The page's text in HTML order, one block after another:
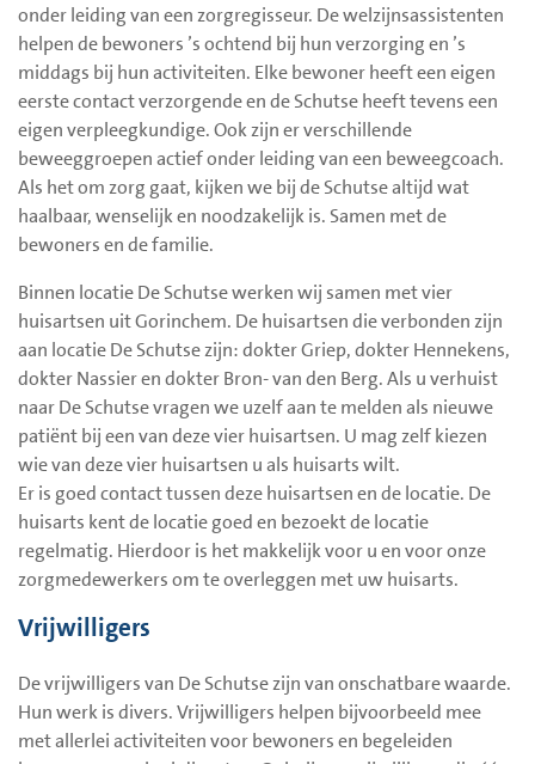
onder leiding van een zorgregisseur. De welzijnsassistenten
helpen de bewoners ’s ochtend bij hun verzorging en ’s
middags bij hun activiteiten. Elke bewoner heeft een eigen
eerste contact verzorgende en de Schutse heeft tevens een
eigen verpleegkundige. Ook zijn er verschillende
beweeggroepen actief onder leiding van een beweegcoach.
Als het om zorg gaat, kijken we bij de Schutse altijd wat
haalbaar, wenselijk en noodzakelijk is. Samen met de
bewoners en de familie.
Binnen locatie De Schutse werken wij samen met vier
huisartsen uit Gorinchem. De huisartsen die verbonden zijn
aan locatie De Schutse zijn: dokter Griep, dokter Hennekens,
dokter Nassier en dokter Bron- van den Berg. Als u verhuist
naar De Schutse vragen we uzelf aan te melden als nieuwe
patiënt bij een van deze vier huisartsen. U mag zelf kiezen
wie van deze vier huisartsen u als huisarts wilt.
Er is goed contact tussen deze huisartsen en de locatie. De
huisarts kent de locatie goed en bezoekt de locatie
regelmatig. Hierdoor is het makkelijk voor u en voor onze
zorgmedewerkers om te overleggen met uw huisarts.
Vrijwilligers
De vrijwilligers van De Schutse zijn van onschatbare waarde.
Hun werk is divers. Vrijwilligers helpen bijvoorbeeld mee
met allerlei activiteiten voor bewoners en begeleiden